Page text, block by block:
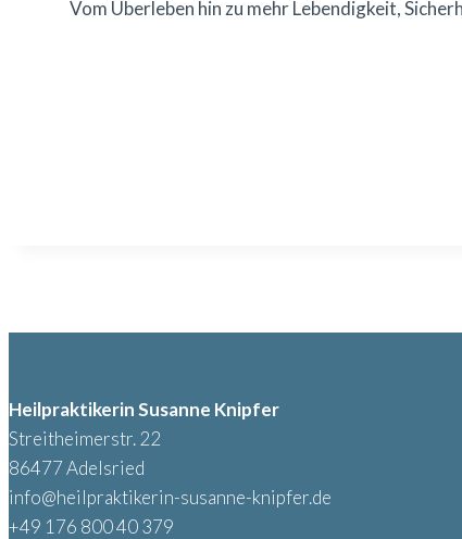
Vom Überleben hin zu mehr Lebendigkeit,
Heilpraktikerin Susanne Knipfer
Streitheimerstr. 22
86477 Adelsried
info@heilpraktikerin-susanne-knipfer.de
+49 176 800 40 379